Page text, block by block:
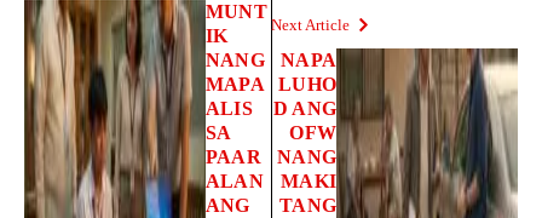
MUNT
IK
NANG
MAPA
ALIS
SA
PAAR
ALAN
ANG
Next Article
NAPA
LUHO
D ANG
OFW
NANG
MAKI
TANG